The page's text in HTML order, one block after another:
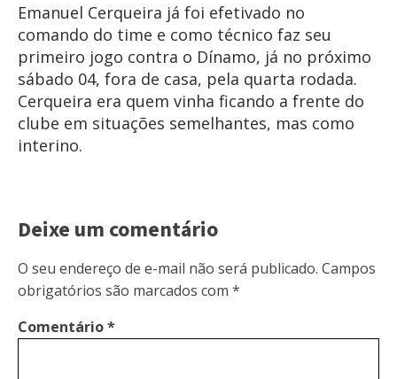
Emanuel Cerqueira já foi efetivado no
comando do time e como técnico faz seu
primeiro jogo contra o Dínamo, já no próximo
sábado 04, fora de casa, pela quarta rodada.
Cerqueira era quem vinha ficando a frente do
clube em situações semelhantes, mas como
interino.
Deixe um comentário
O seu endereço de e-mail não será publicado. Campos
obrigatórios são marcados com *
Comentário*